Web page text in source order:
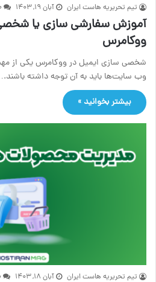
تیم تحریریه هاست ایران آبان ۱۹, ۱۴۰۳
آموزش سفارشی سازی یا
ووکامرس
شخصی سازی ایمیل در ووکامرس یکی از
وب سایت‌ها باید به آن توجه داشته
بیشتر بخوانید »
تیم تحریریه هاست ایران آبان ۱۸, ۱۴۰۳